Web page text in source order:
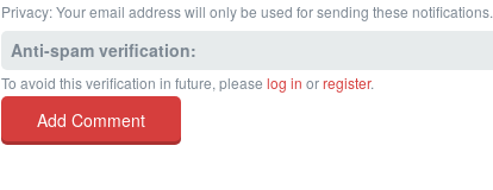
Privacy: Your email address will only be used for sending these notifications.
Anti-spam verification:
To avoid this verification in future, please log in orregister.